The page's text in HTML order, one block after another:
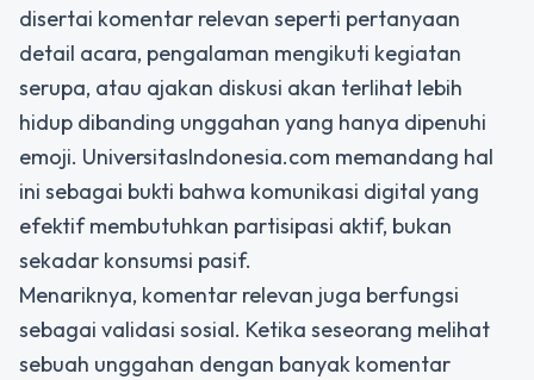
disertai komentar relevan seperti pertanyaan
detail acara, pengalaman mengikuti kegiatan
serupa, atau ajakan diskusi akan terlihat lebih
hidup dibanding unggahan yang hanya dipenuhi
emoji. UniversitasIndonesia.com memandang hal
ini sebagai bukti bahwa komunikasi digital yang
efektif membutuhkan partisipasi aktif, bukan
sekadar konsumsi pasif.
Menariknya, komentar relevan juga berfungsi
sebagai validasi sosial. Ketika seseorang melihat
sebuah unggahan dengan banyak komentar